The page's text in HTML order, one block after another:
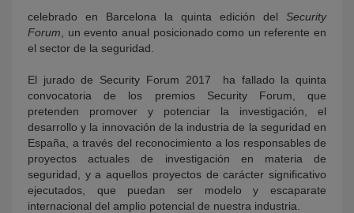
celebrado en Barcelona la quinta edición del Security
Forum , un evento anual posicionado como un referente en
el sector de la seguridad.
El jurado de Security Forum 2017 ha fallado la quinta
convocatoria de los premios Security Forum, que
pretenden promover y potenciar la investigación, el
desarrollo y la innovación de la industria de la seguridad en
España, a través del reconocimiento a los responsables de
proyectos actuales de investigación en materia de
seguridad, y a aquellos proyectos de carácter significativo
ejecutados, que puedan ser modelo y escaparate
internacional del amplio potencial de nuestra industria.